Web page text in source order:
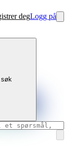
degLogg på
søk